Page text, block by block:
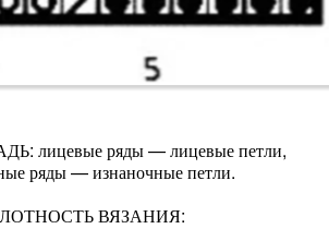
лицевые ряды — лицевые петли,
ряды — изнаночные петли.
ВЯЗАНИЯ: